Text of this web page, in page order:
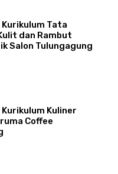
Tata
dan Rambut
Salon Tulungagung
Kuliner
Coffee